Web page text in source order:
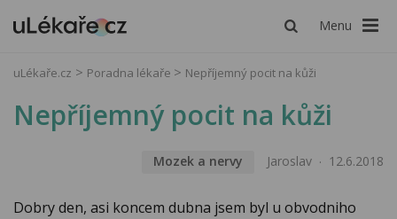
Menu
uLékaře.cz Poradna lékaře Nepříjemný pocit na kůži
Nepříjemný pocit na kůži
Mozek a nervy Jaroslav 12.6.2018
Dobry den, asi koncem dubna jsem byl u obvodniho